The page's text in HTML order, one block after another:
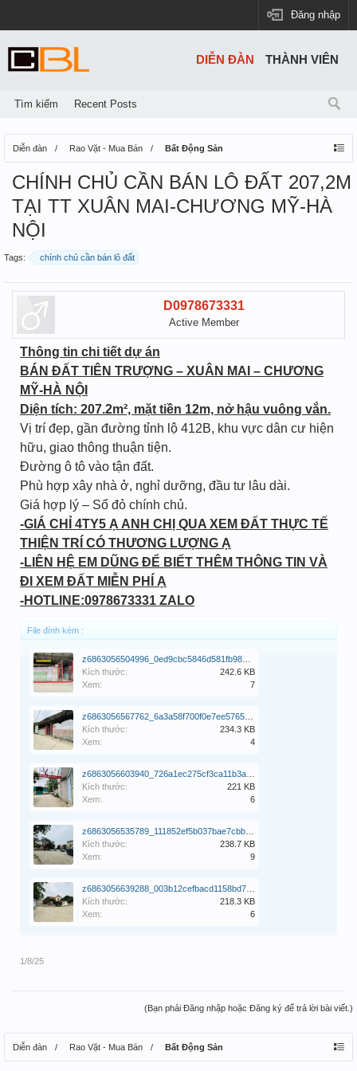
Đăng nhập
Diễn đàn Rao Vặt - Mua Bán Bất Động Sản
CHÍNH CHỦ CẦN BÁN LÔ ĐẤT 207,2M
TẠI TT XUÂN MAI-CHƯƠNG MỸ-HÀ
NỘI
Tags: chính chủ cần bán lô đất
D0978673331
Active Member
Thông tin chi tiết dự án
BÁN ĐẤT TIÊN TRƯỢNG – XUÂN MAI – CHƯƠNG
MỸ-HÀ NỘI
Diện tích: 207.2m², mặt tiền 12m, nở hậu vuông vắn.
Vị trí đẹp, gần đường tỉnh lộ 412B, khu vực dân cư hiện
hữu, giao thông thuận tiện.
Đường ô tô vào tận đất.
Phù hợp xây nhà ở, nghỉ dưỡng, đầu tư lâu dài.
Giá hợp lý – Sổ đỏ chính chủ.
-GIÁ CHỈ 4TY5 Ạ ANH CHỊ QUA XEM ĐẤT THỰC TẾ
THIỆN TRÍ CÓ THƯƠNG LƯỢNG Ạ
-LIÊN HỆ EM DŨNG ĐỂ BIẾT THÊM THÔNG TIN VÀ
ĐI XEM ĐẤT MIỄN PHÍ Ạ
-HOTLINE:0978673331 ZALO
File đính kèm :
Kích thước:
242.6 KB
Xem:
7
Kích thước:
234.3 KB
Xem:
4
Kích thước:
221 KB
Xem:
6
Kích thước:
238.7 KB
Xem:
9
Kích thước:
218.3 KB
Xem:
6
1/8/25
(Bạn phải Đăng nhập hoặc Đăng ký để trả lời bài viết.)
Diễn đàn Rao Vặt - Mua Bán Bất Động Sản
DIỄN ĐÀN
Tìm kiếm Recent Posts
THÀNH VIÊN